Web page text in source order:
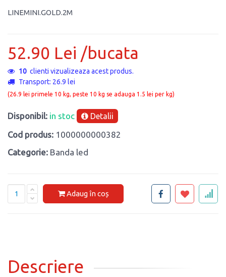
LINEMINI.GOLD.2M
52.90 Lei /bucata
10 clienti vizualizeaza acest produs.
Transport: 26.9 lei
(26.9 lei primele 10 kg, peste 10 kg se adauga 1.5 lei per kg)
Disponibil: in stoc Detalii
Cod produs: 1000000000382
Categorie: Banda led
Adaug în coș
Descriere